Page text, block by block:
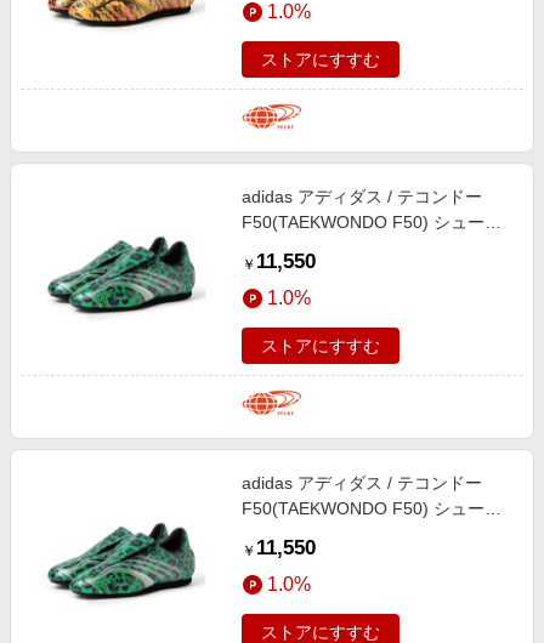
1.0%
ストアにすすむ
adidas アディダス / テコンドー
F50(TAEKWONDO F50) シューズ
￥ 11,550
1.0%
ストアにすすむ
adidas アディダス / テコンドー
F50(TAEKWONDO F50) シューズ
￥ 11,550
1.0%
ストアにすすむ